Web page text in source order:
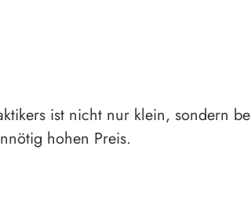
ist nicht nur klein, sondern
hohen Preis.